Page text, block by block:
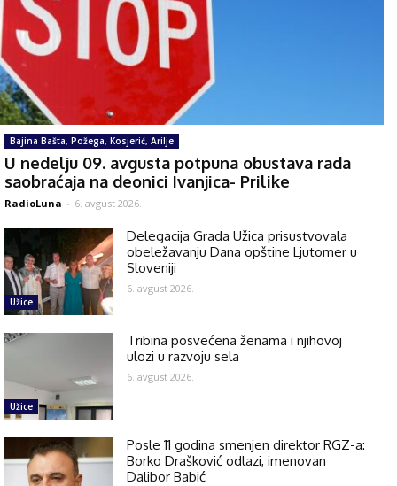
Bajina Bašta, Požega, Kosjerić, Arilje
U nedelju 09. avgusta potpuna obustava rada
saobraćaja na deonici Ivanjica- Prilike
RadioLuna - 6. avgust 2026.
Užice
Delegacija Grada Užica prisustvovala
obeležavanju Dana opštine Ljutomer u
Sloveniji
6. avgust 2026.
Užice
Tribina posvećena ženama i njihovoj
ulozi u razvoju sela
6. avgust 2026.
Posle 11 godina smenjen direktor RGZ-a:
Borko Drašković odlazi, imenovan
Dalibor Babić